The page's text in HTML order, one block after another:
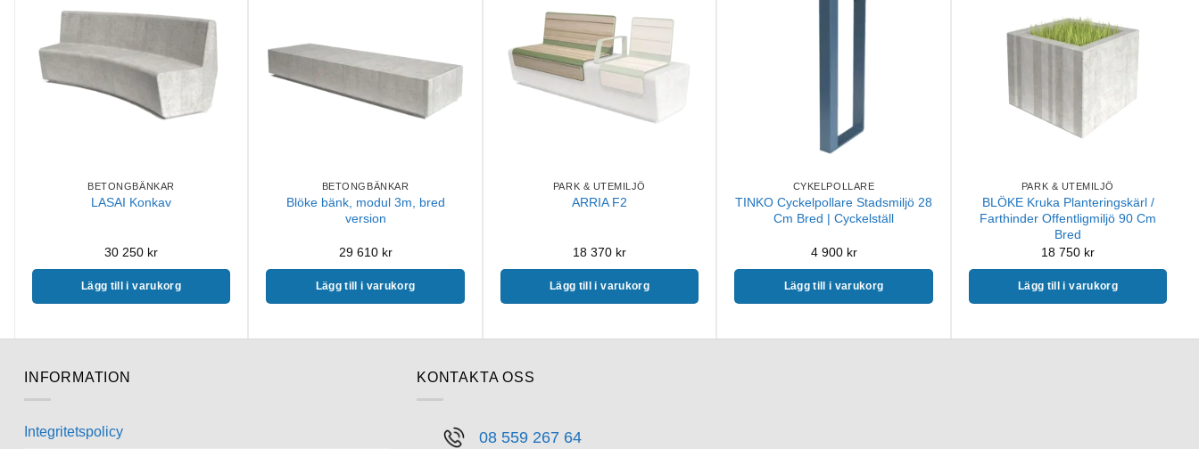
BETONGBÄNKAR
LASAI Konkav
30 250 kr
Lägg till i varukorg
BETONGBÄNKAR
Blöke bänk, modul 3m, bred
version
29 610 kr
Lägg till i varukorg
PARK & UTEMILJÖ
ARRIA F2
18 370 kr
Lägg till i varukorg
CYKELPOLLARE
TINKO Cyckelpollare Stadsmiljö 28
Cm Bred | Cyckelställ
4 900 kr
Lägg till i varukorg
PARK & UTEMILJÖ
BLÖKE Kruka Planteringskärl /
Farthinder Offentligmiljö 90 Cm
Bred
18 750 kr
Lägg till i varukorg
INFORMATION
Integritetspolicy
KONTAKTA OSS
08 559 267 64